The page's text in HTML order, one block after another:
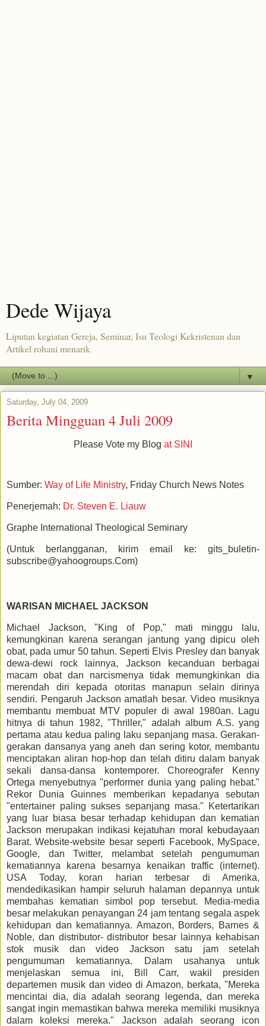
Dede Wijaya
Liputan kegiatan Gereja, Seminar, Isu Teologi Kekristenan dan
Artikel rohani menarik
▼
Saturday, July 04, 2009
Berita Mingguan 4 Juli 2009
Please Vote my Blog at SINI
Sumber: Way of Life Ministry, Friday Church News Notes
Penerjemah: Dr. Steven E. Liauw
Graphe International Theological Seminary
(Untuk berlangganan, kirim email ke: gits_buletin-
subscribe@yahoogroups.Com)
WARISAN MICHAEL JACKSON
Michael Jackson, "King of Pop," mati minggu lalu,
kemungkinan karena serangan jantung yang dipicu oleh
obat, pada umur 50 tahun. Seperti Elvis Presley dan banyak
dewa-dewi rock lainnya, Jackson kecanduan berbagai
macam obat dan narcismenya tidak memungkinkan dia
merendah diri kepada otoritas manapun selain dirinya
sendiri. Pengaruh Jackson amatlah besar. Video musiknya
membantu membuat MTV populer di awal 1980an. Lagu
hitnya di tahun 1982, "Thriller," adalah album A.S. yang
pertama atau kedua paling laku sepanjang masa. Gerakan-
gerakan dansanya yang aneh dan sering kotor, membantu
menciptakan aliran hop-hop dan telah ditiru dalam banyak
sekali dansa-dansa kontemporer. Choreografer Kenny
Ortega menyebutnya "performer dunia yang paling hebat."
Rekor Dunia Guinnes memberikan kepadanya sebutan
"entertainer paling sukses sepanjang masa." Ketertarikan
yang luar biasa besar terhadap kehidupan dan kematian
Jackson merupakan indikasi kejatuhan moral kebudayaan
Barat. Website-website besar seperti Facebook, MySpace,
Google, dan Twitter, melambat setelah pengumuman
kematiannya karena besarnya kenaikan traffic (internet).
USA Today, koran harian terbesar di Amerika,
mendedikasikan hampir seluruh halaman depannya untuk
membahas kematian simbol pop tersebut. Media-media
besar melakukan penayangan 24 jam tentang segala aspek
kehidupan dan kematiannya. Amazon, Borders, Barnes &
Noble, dan distributor- distributor besar lainnya kehabisan
stok musik dan video Jackson satu jam setelah
pengumuman kematiannya. Dalam usahanya untuk
menjelaskan semua ini, Bill Carr, wakil presiden
departemen musik dan video di Amazon, berkata, "Mereka
mencintai dia, dia adalah seorang legenda, dan mereka
sangat ingin memastikan bahwa mereka memiliki musiknya
dalam koleksi mereka." Jackson adalah seorang icon